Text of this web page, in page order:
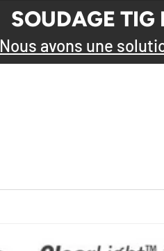
SOUDAGE
Nous avons une